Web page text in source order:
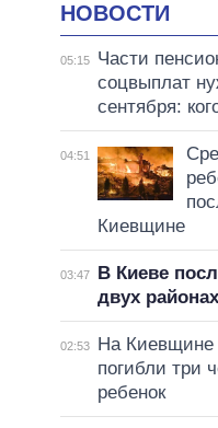
НОВОСТИ
05:15
Части
соцвыплат
сентября:
04:51
Киевщине
03:47
В Киеве
двух
02:53
На Киевщине
погибли три
ребенок